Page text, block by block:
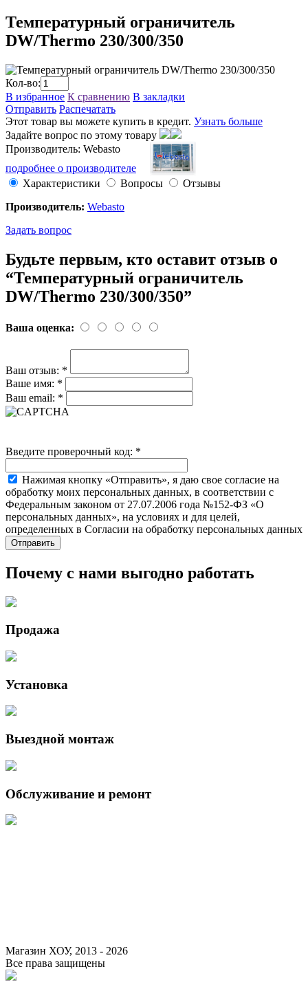
Температурный ограничитель
DW/Thermo 230/300/350
Кол-во:
В избранное К сравнению В закладки
Отправить Распечатать
Этот товар вы можете купить в кредит. Узнать больше
Задайте вопрос по этому товару
Производитель: Webasto
подробнее о производителе
Характеристики
Вопросы
Отзывы
Производитель: Webasto
Задать вопрос
Будьте первым, кто оставит отзыв о
“Температурный ограничитель
DW/Thermo 230/300/350”
Ваша оценка:
Ваш отзыв: *
Ваше имя: *
Ваш email: *
Введите проверочный код: *
Нажимая кнопку «Отправить», я даю свое согласие на
обработку моих персональных данных, в соответствии с
Федеральным законом от 27.07.2006 года №152-ФЗ «О
персональных данных», на условиях и для целей,
определенных в Согласии на обработку персональных данных
Почему с нами выгодно работать
Продажа
Установка
Выездной монтаж
Обслуживание и ремонт
Магазин ХОУ, 2013 - 2026
Все права защищены